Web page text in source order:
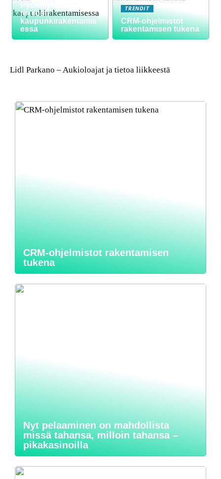
Pyöräilyinfrastruktuu
rin rooli
kaupunkirakentamis
essa
TRENDIT
CRM-ohjelmistot
rakentamisen tukena
Lidl Parkano – Aukioloajat ja tietoa liikkeestä
CRM-ohjelmistot rakentamisen
tukena
Nyt pelaaminen on mahdollista
missä tahansa, milloin tahansa –
pikakasinoilla